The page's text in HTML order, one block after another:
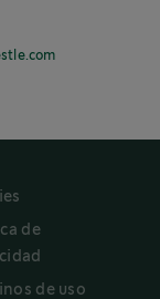
de
de uso